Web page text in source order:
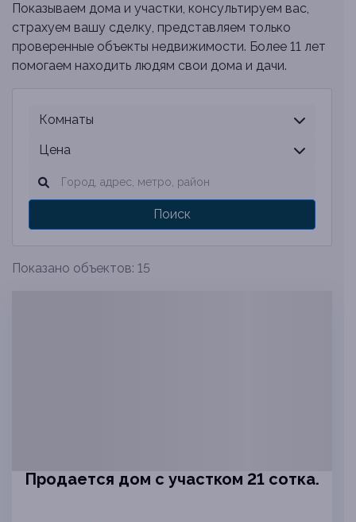
Показываем дома и участки, консультируем вас,
страхуем вашу сделку, представляем только
проверенные объекты недвижимости. Более 11 лет
помогаем находить людям свои дома и дачи.
Комнаты
Цена
Поиск
Показано объектов: 15
Продается дом с участком 21 сотка.